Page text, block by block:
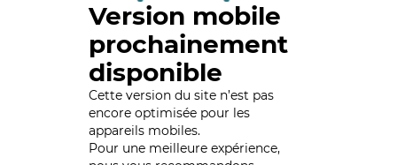
Version mobile
prochainement
disponible
Cette version du site n’est pas
encore optimisée pour les
appareils mobiles.
Pour une meilleure expérience,